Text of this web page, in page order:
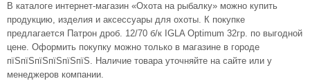
В каталоге интернет-магазин «Охота на рыбалку» можно купить
продукцию, изделия и аксессуары для охоты. К покупке
предлагается Патрон дроб. 12/70 б/к IGLA Optimum 32гр. по выгодной
цене. Оформить покупку можно только в магазине в городе
пїЅпїЅпїЅпїЅпїЅпїЅ. Наличие товара уточняйте на сайте или у
менеджеров компании.